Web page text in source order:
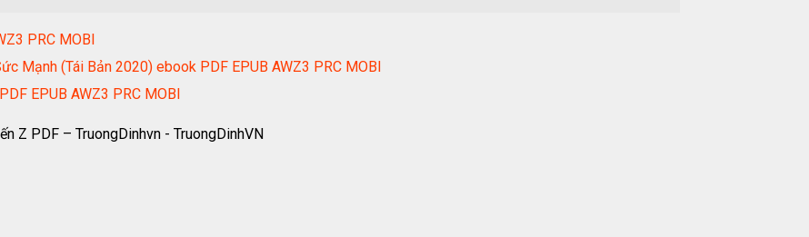
PRC MOBI
Mạnh (Tái Bản 2020) ebook PDF EPUB AWZ3 PRC MOBI
EPUB AWZ3 PRC MOBI
Z PDF – TruongDinhvn - TruongDinhVN